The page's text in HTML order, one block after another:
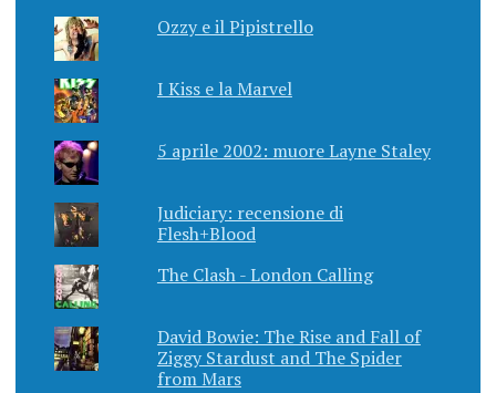
Ozzy e il Pipistrello
I Kiss e la Marvel
5 aprile 2002: muore Layne Staley
Judiciary: recensione di
Flesh+Blood
The Clash - London Calling
David Bowie: The Rise and Fall of
Ziggy Stardust and The Spider
from Mars